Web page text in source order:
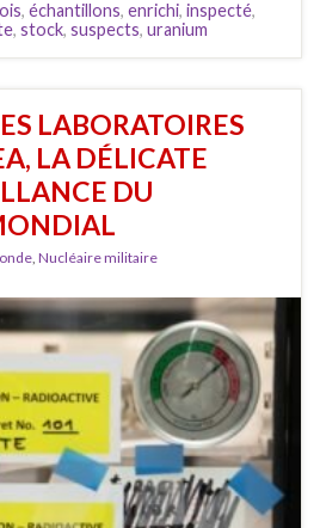
, échantillons, enrichi, inspecté,
, stock, suspects, uranium
LABORATOIRES
LA DÉLICATE
DU
Nucléaire militaire